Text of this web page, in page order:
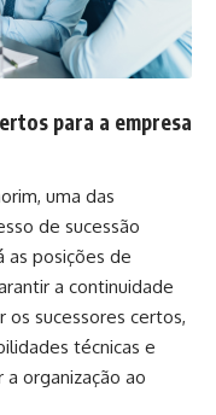
para a empresa
uma das
de sucessão
as posições de
a continuidade
os sucessores certos,
técnicas e
a organização ao